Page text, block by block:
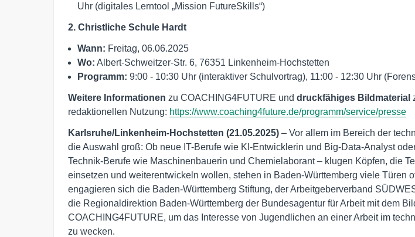
Uhr (digitales Lerntool „Mission FutureSkills“)
2. Christliche Schule Hardt
Wann: Freitag, 06.06.2025
Wo: Albert-Schweitzer-Str. 6, 76351 Linkenheim-Hochstetten
Programm: 9:00 - 10:30 Uhr (interaktiver Schulvortrag), 11:00 - 12:30 Uhr
Weitere Informationen zu COACHING4FUTURE und druckfähiges Bildmaterial
redaktionellen Nutzung: https://www.coaching4future.de/programm/service/presse
Karlsruhe/Linkenheim-Hochstetten (21.05.2025) – Vor allem im Bereich der
die Auswahl groß: Ob neue IT-Berufe wie KI-Entwicklerin und Big-Data-Analyst
Technik-Berufe wie Maschinenbauerin und Chemielaborant – klugen Köpfen, die
einsetzen und weiterentwickeln wollen, stehen in Baden-Württemberg viele Türen
engagieren sich die Baden-Württemberg Stiftung, der Arbeitgeberverband
die Regionaldirektion Baden-Württemberg der Bundesagentur für Arbeit mit dem
COACHING4FUTURE, um das Interesse von Jugendlichen an einer Arbeit im
zu wecken.